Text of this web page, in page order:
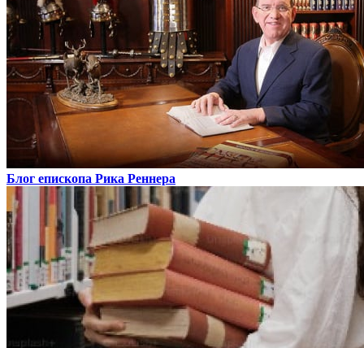
Блог епископа Рика Реннера